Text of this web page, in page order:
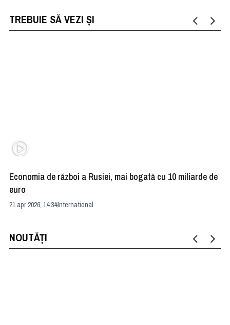
TREBUIE SĂ VEZI ȘI
Economia de război a Rusiei, mai bogată cu 10 miliarde de
euro
21 apr 2026, 14:34International
NOUTĂȚI